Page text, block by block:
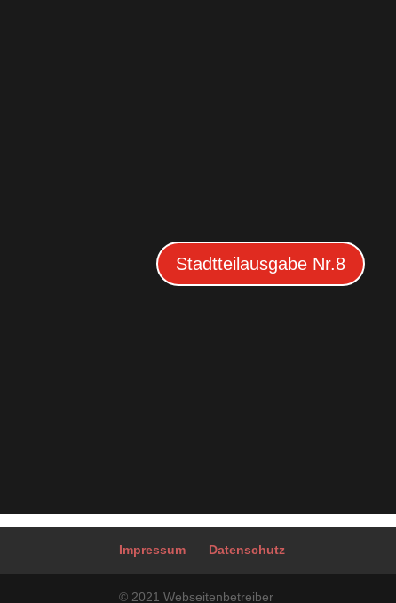
Stadtteilausgabe Nr.8
Impressum Datenschutz
© 2021 Webseitenbetreiber